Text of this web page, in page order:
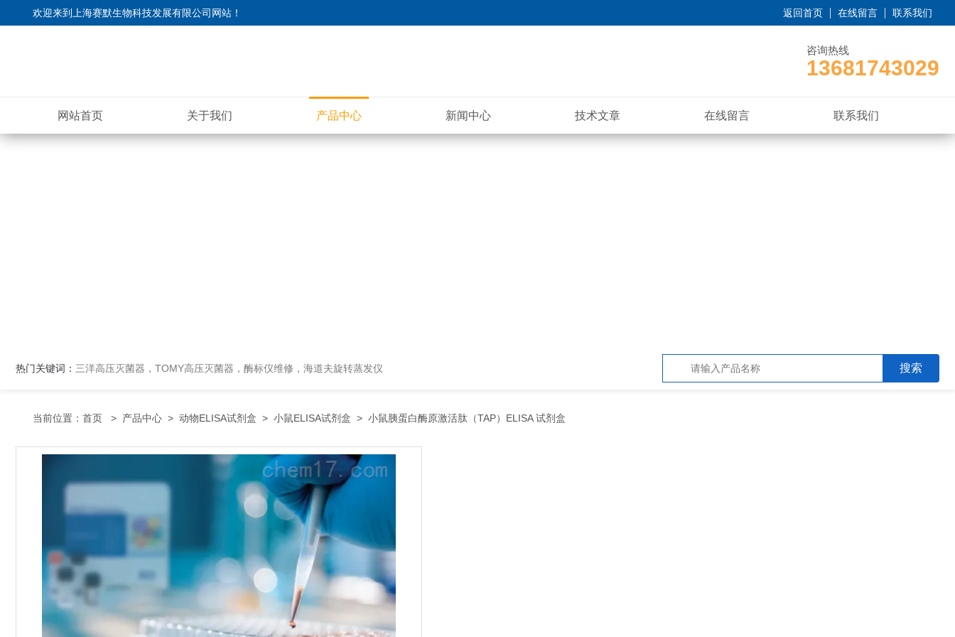
欢迎来到 上海赛默生物科技发展有限公司网站 ！ 返回首页 在线留言 联系我们
咨询热线
13681743029
网站首页 关于我们 产品中心 新闻中心 技术文章 在线留言 联系我们
热门关键词： 三洋高压灭菌器，TOMY高压灭菌器，酶标仪维修，海道夫旋转蒸发仪
当前位置： 首页 > 产品中心 > 动物ELISA试剂盒 > 小鼠ELISA试剂盒 > 小鼠胰蛋白酶原激活肽（TAP）ELISA 试剂盒